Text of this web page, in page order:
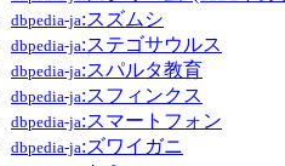
dbpedia-ja:スズムシ
dbpedia-ja:ステゴサウルス
dbpedia-ja:スパルタ教育
dbpedia-ja:スフィンクス
dbpedia-ja:スマートフォン
dbpedia-ja:ズワイガニ